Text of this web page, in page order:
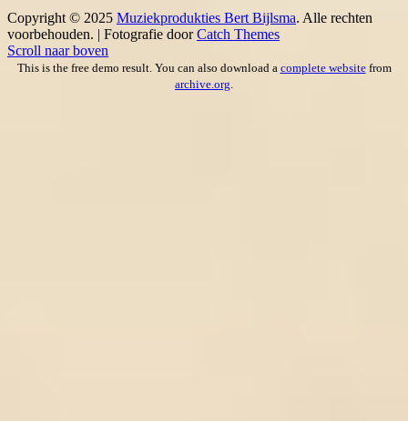
Copyright © 2025 Muziekprodukties Bert Bijlsma. Alle rechten
voorbehouden. | Fotografie doorCatch Themes
Scroll naar boven
This is the free demo result. You can also download a complete websitefrom
archive.org.